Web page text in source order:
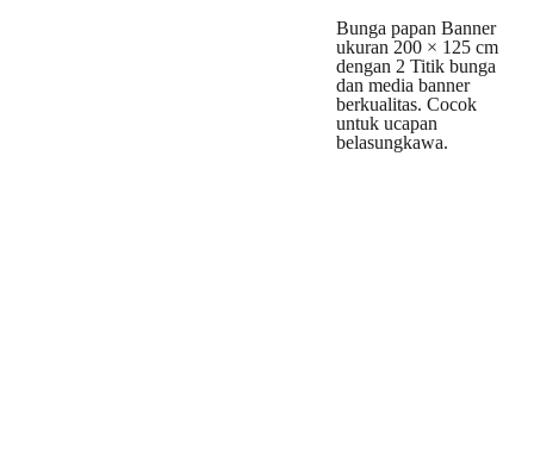
Bunga papan Banner
ukuran 200 × 125 cm
dengan 2 Titik bunga
dan media banner
berkualitas. Cocok
untuk ucapan
belasungkawa.